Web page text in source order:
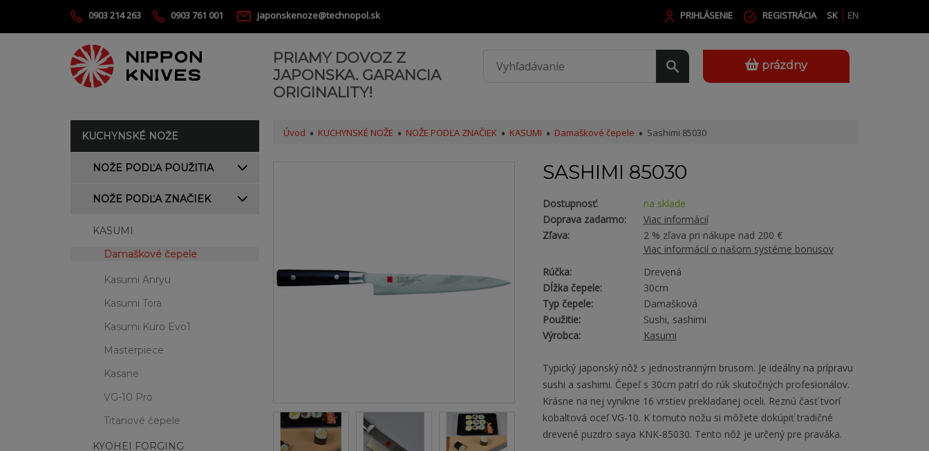
0903 214 263 0903 761 001 japonskenoze@technopol.sk SK EN
PRIHLÁSENIE REGISTRÁCIA
PRIAMY DOVOZ Z
JAPONSKA. GARANCIA
ORIGINALITY!
prázdny
KUCHYNSKÉ NOŽE
NOŽE PODĽA POUŽITIA
NOŽE PODĽA ZNAČIEK
KASUMI
Damaškové čepele
Kasumi Anryu
Kasumi Tora
Kasumi Kuro Evo1
Masterpiece
Kasane
VG-10 Pro
Titanové čepele
KYOHEI FORGING
Úvod KUCHYNSKÉ NOŽE NOŽE PODĽA ZNAČIEK KASUMI Damaškové čepele Sashimi 85030
SASHIMI 85030
Dostupnosť:
na sklade
Doprava zadarmo:
Viac informácií
Zľava:
2 % zľava pri nákupe nad 200 €
Viac informácií o našom systéme bonusov
Rúčka:
Drevená
Dĺžka čepele:
30cm
Typ čepele:
Damašková
Použitie:
Sushi, sashimi
Výrobca:
Kasumi
Typický japonský nôž s jednostranným brusom. Je ideálny na prípravu
sushi a sashimi. Čepeľ s 30cm patrí do rúk skutočných profesionálov.
Krásne na nej vynikne 16 vrstiev prekladanej oceli. Reznú časť tvorí
kobaltová oceľ VG-10. K tomuto nožu si môžete dokúpiť tradičné
drevené puzdro saya KNK-85030. Tento nôž je určený pre praváka.